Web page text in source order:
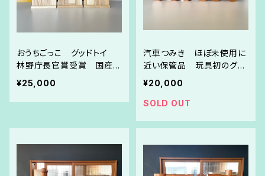
おうちごっこ グッドトイ
林野庁長官賞受賞 国産セ
ンの木 再生産出来上がり
ました！
¥25,000
汽車つみき ほぼ未使用に
近い保管品 玩具初のグッ
ドデザイン受賞作 カツラ
材マット仕上げ
¥20,000
SOLD OUT